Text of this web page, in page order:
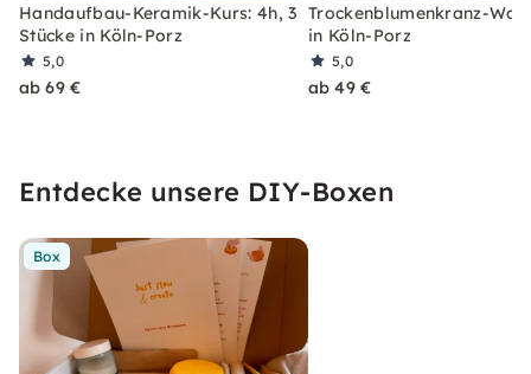
Handaufbau-Keramik-Kurs: 4h, 3
Stücke in Köln-Porz
5,0
ab 69 €
Trockenblumenkranz-
in Köln-Porz
5,0
ab 49 €
Entdecke unsere DIY-Boxen
Box